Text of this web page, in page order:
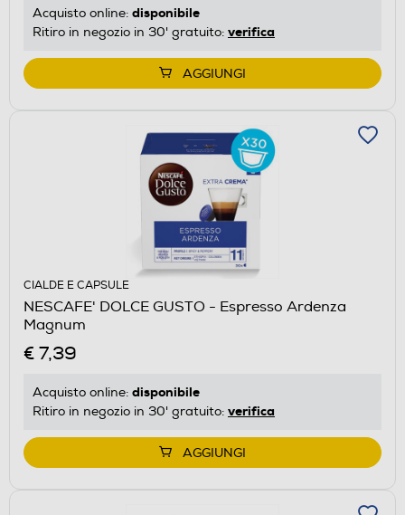
Acquisto online: disponibile
Ritiro in negozio in 30' gratuito: verifica
AGGIUNGI
CIALDE E CAPSULE
NESCAFE' DOLCE GUSTO - Espresso Ardenza
Magnum
€ 7,39
Acquisto online: disponibile
Ritiro in negozio in 30' gratuito: verifica
AGGIUNGI